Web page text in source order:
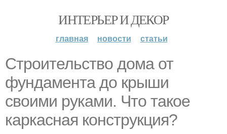
ИНТЕРЬЕР И ДЕКОР
главная новости статьи
Строительство дома от
фундамента до крыши
своими руками. Что такое
каркасная конструкция?